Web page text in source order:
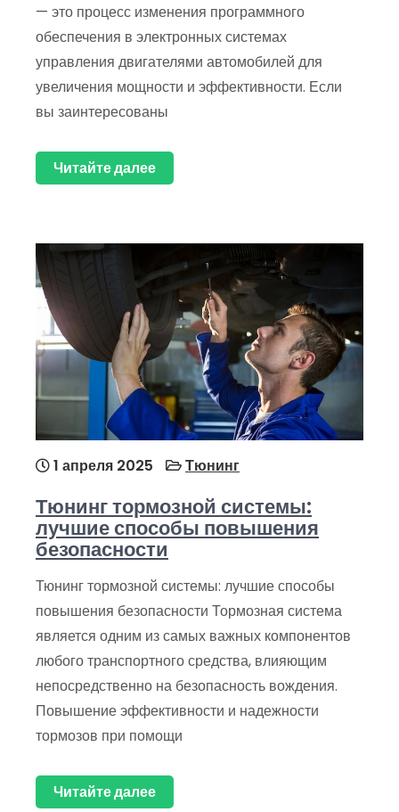
— это процесс изменения программного
обеспечения в электронных системах
управления двигателями автомобилей для
увеличения мощности и эффективности. Если
вы заинтересованы
Читайте далее
1 апреля 2025 Тюнинг
Тюнинг тормозной системы:
лучшие способы повышения
безопасности
Тюнинг тормозной системы: лучшие способы
повышения безопасности Тормозная система
является одним из самых важных компонентов
любого транспортного средства, влияющим
непосредственно на безопасность вождения.
Повышение эффективности и надежности
тормозов при помощи
Читайте далее